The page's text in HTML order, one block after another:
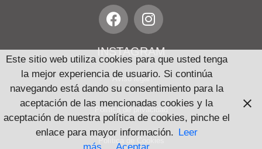
INSTAGRAM
Aviso legal
Política de Cookies
Este sitio web utiliza cookies para que usted tenga
la mejor experiencia de usuario. Si continúa
navegando está dando su consentimiento para la
aceptación de las mencionadas cookies y la
aceptación de nuestra política de cookies, pinche el
enlace para mayor información. Leer